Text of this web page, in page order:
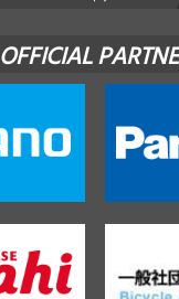
OFFICIAL